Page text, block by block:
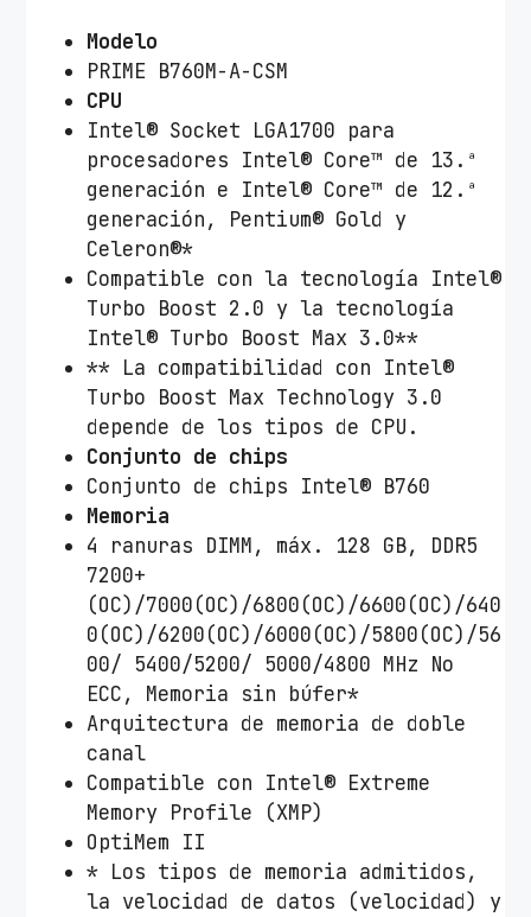
Modelo
PRIME B760M-A-CSM
CPU
Intel® Socket LGA1700 para
procesadores Intel® Core™ de 13.ª
generación e Intel® Core™ de 12.ª
generación, Pentium® Gold y
Celeron®*
Compatible con la tecnología Intel®
Turbo Boost 2.0 y la tecnología
Intel® Turbo Boost Max 3.0**
** La compatibilidad con Intel®
Turbo Boost Max Technology 3.0
depende de los tipos de CPU.
Conjunto de chips
Conjunto de chips Intel® B760
Memoria
4 ranuras DIMM, máx. 128 GB, DDR5
7200+
(OC)/7000(OC)/6800(OC)/6600(OC)/640
0(OC)/6200(OC)/6000(OC)/5800(OC)/56
00/ 5400/5200/ 5000/4800 MHz No
ECC, Memoria sin búfer*
Arquitectura de memoria de doble
canal
Compatible con Intel® Extreme
Memory Profile (XMP)
OptiMem II
* Los tipos de memoria admitidos,
la velocidad de datos (velocidad) y